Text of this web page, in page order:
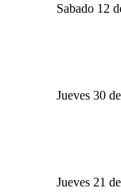
Sabado 12
Jueves 30
Jueves 21